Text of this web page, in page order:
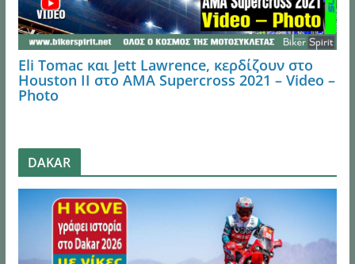
Eli Tomac και Jett Lawrence, κερδίζουν στο
Houston ΙI στο AMA Supercross 2021 – Video –
Photo
DAKAR